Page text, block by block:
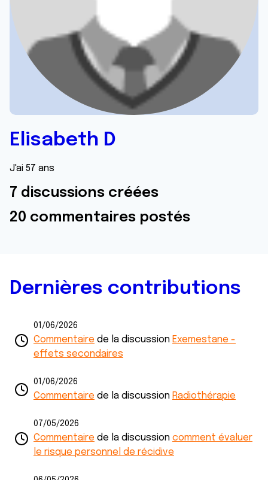
Elisabeth D
J'ai 57 ans
7 discussions créées
20 commentaires postés
Dernières contributions
01/06/2026
Commentaire de la discussion Exemestane -
effets secondaires
01/06/2026
Commentaire de la discussion Radiothérapie
07/05/2026
Commentaire de la discussion comment évaluer
le risque personnel de récidive